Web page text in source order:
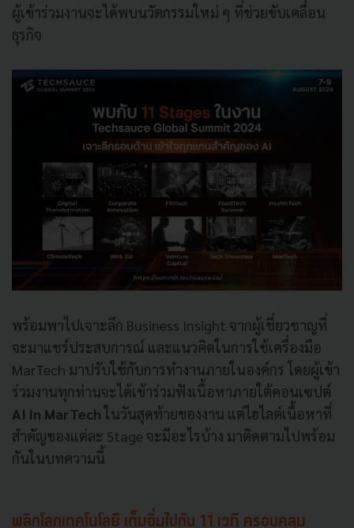
ผู้เข้าร่วมงานจะได้พบนวัตกรรมใหม่ ๆ ที่ช่วยขับเคลื่อน
ธุรกิจ
พร้อมพาไปเจาะลึก Business Insight จากผู้เชี่ยวชาญที่
จะมาแชร์ประสบการณ์ และแนวคิดในการใช้เครื่องมือ
MarTech มาปรับใช้กับการทำงานภายในองค์กร โดยผู้เข้า
ร่วมงานทุกท่านจะได้เข้าร่วมฟังเนื้อหาภายใต้คอนเซปต์
AI in MarTechในวันสุดท้ายของงาน แต่ไฮไลต์เนื้อหาที่
สำคัญของแต่ละ Stage จะมีอะไรบ้าง มาติดตามไปพร้อม
กันในบทความนี้
พลิกโลกเทคโนโลยี เต็มอิ่มไปกับ 11 เวที ครอบคลุม